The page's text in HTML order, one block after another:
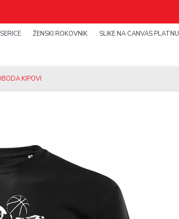
ŽENSKI ROKOVNIK SLIKE NA CANVAS PLATNU
KIPOVI